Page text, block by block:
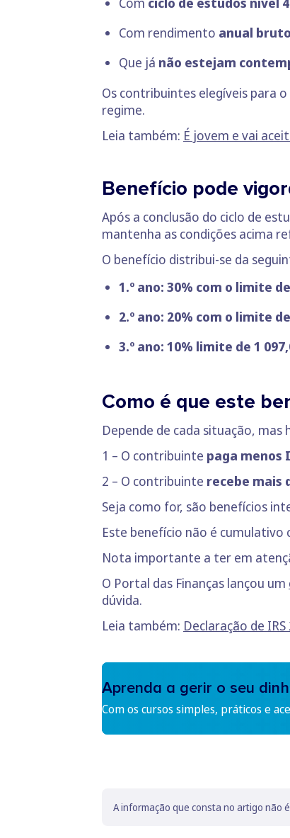
Com rendimento anual
Que já não estejam
Os contribuintes elegíveis para
regime.
Leia também: É jovem e vai
Benefício pode
Após a conclusão do ciclo de
mantenha as condições acima
O benefício distribui-se da
1.º ano: 30% com o limite
2.º ano: 20% com o limite
3.º ano: 10% limite de 1
Como é que este
Depende de cada situação, mas
1 – O contribuinte paga menos
2 – O contribuinte recebe mais
Seja como for, são benefícios
Este benefício não é
Nota importante a ter em
O Portal das Finanças lançou um
dúvida.
Leia também: Declaração de
Aprenda a gerir o seu
Com os cursos simples, práticos e
A informação que consta no artigo não